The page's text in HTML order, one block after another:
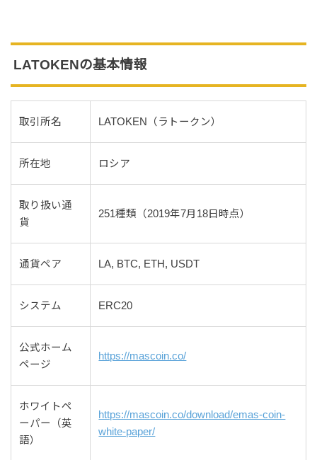
LATOKENの基本情報
取引所名 LATOKEN（ラトークン）
所在地 ロシア
取り扱い通
貨
251種類（2019年7月18日時点）
通貨ペア LA, BTC, ETH, USDT
システム ERC20
公式ホーム
ページ
https://mascoin.co/
ホワイトペ
ーパー（英
語）
https://mascoin.co/download/emas-coin-
white-paper/